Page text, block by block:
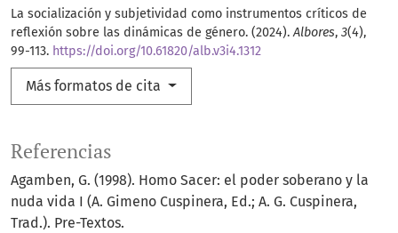
La socialización y subjetividad como instrumentos críticos de
reflexión sobre las dinámicas de género. (2024).Albores, 3(4),
99-113. https://doi.org/10.61820/alb.v3i4.1312
Más formatos de cita
Referencias
Agamben, G. (1998). Homo Sacer: el poder soberano y la
nuda vida I (A. Gimeno Cuspinera, Ed.; A. G. Cuspinera,
Trad.). Pre-Textos.